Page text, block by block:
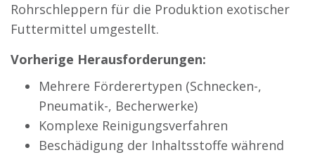
Rohrschleppern für die Produktion exotischer
Futtermittel umgestellt.
Vorherige Herausforderungen:
Mehrere Förderertypen (Schnecken-,
Pneumatik-, Becherwerke)
Komplexe Reinigungsverfahren
Beschädigung der Inhaltsstoffe während